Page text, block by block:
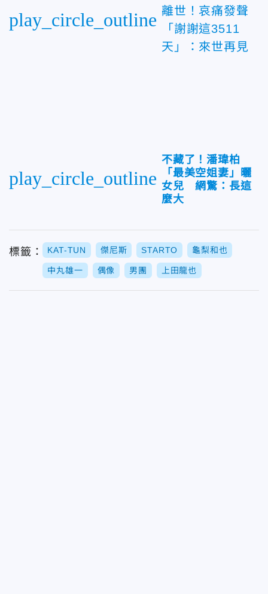
play_circle_outline 離世！哀痛發聲
「謝謝這3511
天」：來世再見
play_circle_outline
不藏了！潘瑋柏
「最美空姐妻」曬
女兒 網驚：長這
麼大
標籤： KAT-TUN 傑尼斯 STARTO 龜梨和也
中丸雄一 偶像 男團 上田龍也